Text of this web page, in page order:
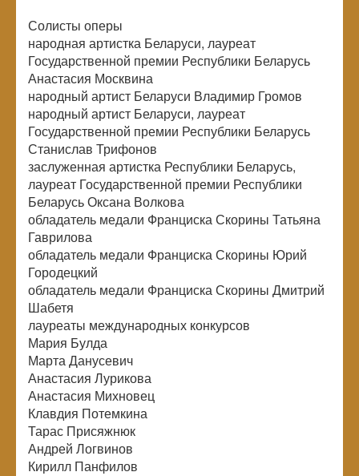
Солисты оперы
народная артистка Беларуси, лауреат
Государственной премии Республики Беларусь
Анастасия Москвина
народный артист Беларуси Владимир Громов
народный артист Беларуси, лауреат
Государственной премии Республики Беларусь
Станислав Трифонов
заслуженная артистка Республики Беларусь,
лауреат Государственной премии Республики
Беларусь Оксана Волкова
обладатель медали Франциска Скорины Татьяна
Гаврилова
обладатель медали Франциска Скорины Юрий
Городецкий
обладатель медали Франциска Скорины Дмитрий
Шабетя
лауреаты международных конкурсов
Мария Булда
Марта Данусевич
Анастасия Лурикова
Анастасия Михновец
Клавдия Потемкина
Тарас Присяжнюк
Андрей Логвинов
Кирилл Панфилов